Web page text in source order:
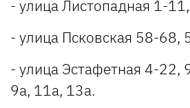
- улица Листопадная 1-
- улица Псковская 58-68,
- улица Эстафетная 4-22,
9а, 11а, 13а.